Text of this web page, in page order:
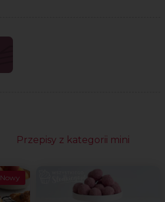
Przepisy z kategorii mini
Nowy